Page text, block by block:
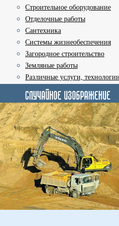
Строительное оборудование
Отделочные работы
Сантехника
Системы жизнеобеспечения
Загородное строительство
Земляные работы
Различные услуги, технологии